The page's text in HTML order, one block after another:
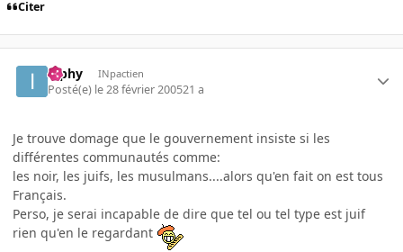
Citer
ipphy INpactien
Posté(e) le 28 février 200521 a
Je trouve domage que le gouvernement insiste si les
différentes communautés comme:
les noir, les juifs, les musulmans....alors qu'en fait on est tous
Français.
Perso, je serai incapable de dire que tel ou tel type est juif
rien qu'en le regardant